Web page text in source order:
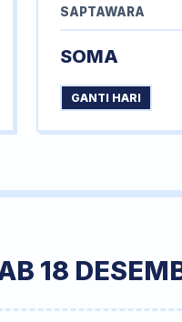
SAPTAWARA
SOMA
GANTI HARI
18